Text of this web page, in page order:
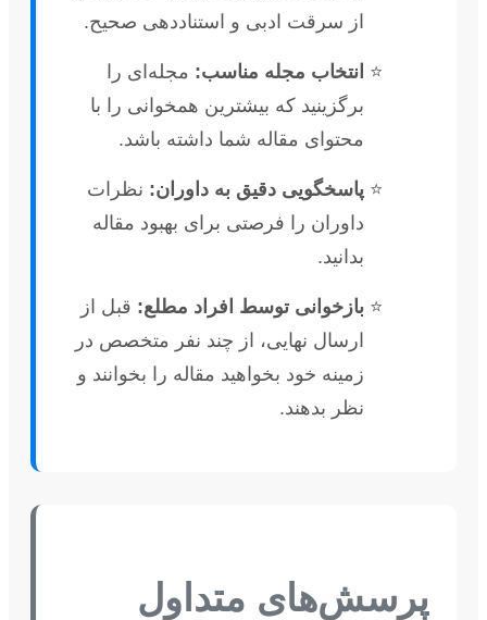
از سرقت ادبی و استناددهی صحیح.
انتخاب مجله مناسب: مجله‌ای را
برگزینید که بیشترین همخوانی را با
محتوای مقاله شما داشته باشد.
پاسخگویی دقیق به داوران: نظرات
داوران را فرصتی برای بهبود مقاله
بدانید.
بازخوانی توسط افراد مطلع: قبل از
ارسال نهایی، از چند نفر متخصص در
زمینه خود بخواهید مقاله را بخوانند و
نظر بدهند.
پرسش‌های متداول